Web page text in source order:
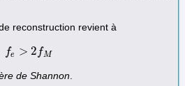
reconstruction revient à
fe > 2 fM
f e>2fM
de Shannon.